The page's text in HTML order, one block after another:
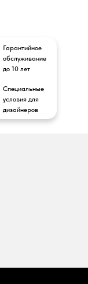
Гарантийное
обслуживание
до 10 лет
Специальные
условия для
дизайнеров